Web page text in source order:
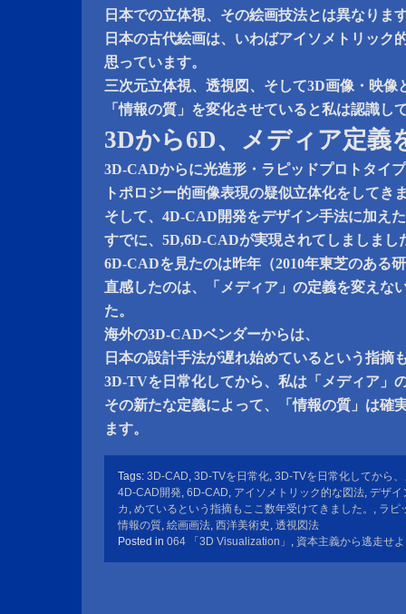
日本での立体視、その絵画技法とは異なりま
日本の古代絵画は、いわばアイソメトリック
思っています。
三次元立体視、透視図、そして3D画像・映像
「情報の質」を変化させていると私は認識し
3Dから6D、メディア定義
3D-CADからに光造形・ラピッドプロトタイ
トポロジー的画像表現の疑似立体化をしてき
そして、4D-CAD開発をデザイン手法に加え
すでに、5D,6D-CADが実現されてしましまし
6D-CADを見たのは昨年（2010年東芝のある
直感したのは、「メディア」の定義を変えな
た。
海外の3D-CADベンダーからは、
日本の設計手法が遅れ始めているという指摘
3D-TVを日常化してから、私は「メディア」
その新たな定義によって、「情報の質」は確
ます。
Tags: 3D-CAD, 3D-TVを日常化, 3D-TVを日常化してから
4D-CAD開発, 6D-CAD, アイソメトリック的な図法, デザイ
カ , めているという指摘もここ数年受けてきました。 , ラピ
情報の質, 絵画画法, 西洋美術史 , 透視図法
Posted in 064 「3D Visualization」 , 資本主義から逃走せ